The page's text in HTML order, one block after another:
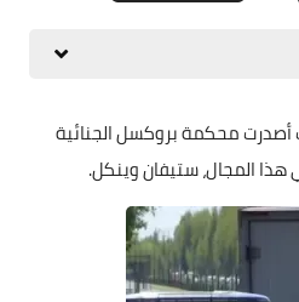
محكمة بروكسل الجنائية
المجال، ستيفان وينكل.